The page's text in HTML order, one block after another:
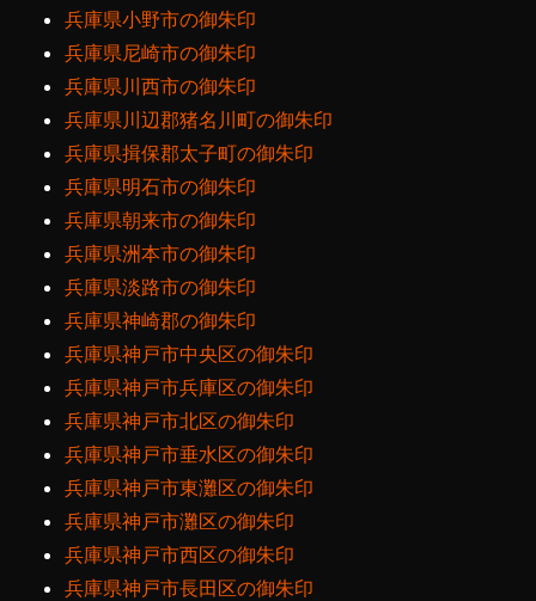
兵庫県小野市の御朱印
兵庫県尼崎市の御朱印
兵庫県川西市の御朱印
兵庫県川辺郡猪名川町の御朱印
兵庫県揖保郡太子町の御朱印
兵庫県明石市の御朱印
兵庫県朝来市の御朱印
兵庫県洲本市の御朱印
兵庫県淡路市の御朱印
兵庫県神崎郡の御朱印
兵庫県神戸市中央区の御朱印
兵庫県神戸市兵庫区の御朱印
兵庫県神戸市北区の御朱印
兵庫県神戸市垂水区の御朱印
兵庫県神戸市東灘区の御朱印
兵庫県神戸市灘区の御朱印
兵庫県神戸市西区の御朱印
兵庫県神戸市長田区の御朱印